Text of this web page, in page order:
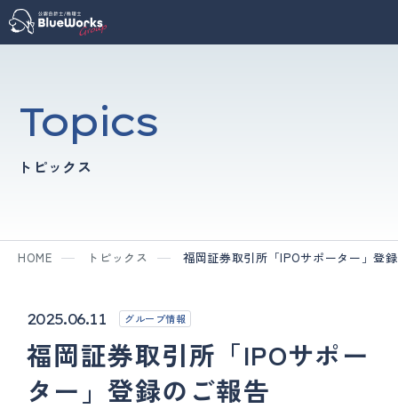
Topics
トピックス
HOME トピックス 福岡証券取引所「IPOサポーター」登
2025.06.11 グループ情報
福岡証券取引所「IPOサポー
ター」登録のご報告